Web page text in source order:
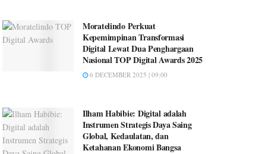
Moratelindo Perkuat
Kepemimpinan Transformasi
Digital Lewat Dua Penghargaan
Nasional TOP Digital Awards 2025
6 DECEMBER 2025 | 09:00
Ilham Habibie: Digital adalah
Instrumen Strategis Daya Saing
Global, Kedaulatan, dan
Ketahanan Ekonomi Bangsa